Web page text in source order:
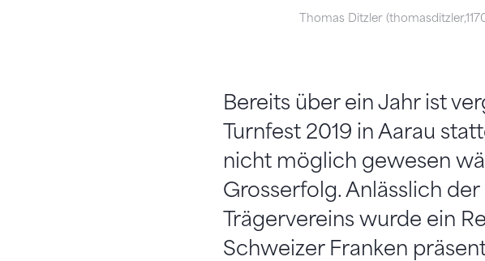
Thomas Ditzler
Bereits über ein Jahr ist
Turnfest 2019 in Aarau
nicht möglich gewesen
Grosserfolg. Anlässlich
Trägervereins wurde ein
Schweizer Franken